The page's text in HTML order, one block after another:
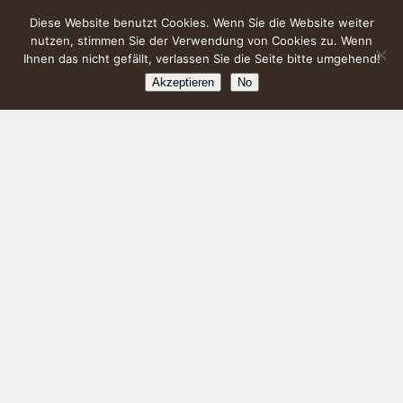
Diese Website benutzt Cookies. Wenn Sie die Website weiter
nutzen, stimmen Sie der Verwendung von Cookies zu. Wenn
Ihnen das nicht gefällt, verlassen Sie die Seite bitte umgehend!
Akzeptieren No